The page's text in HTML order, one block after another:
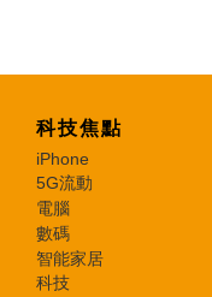
科技焦點
iPhone
5G流動
電腦
數碼
智能家居
科技